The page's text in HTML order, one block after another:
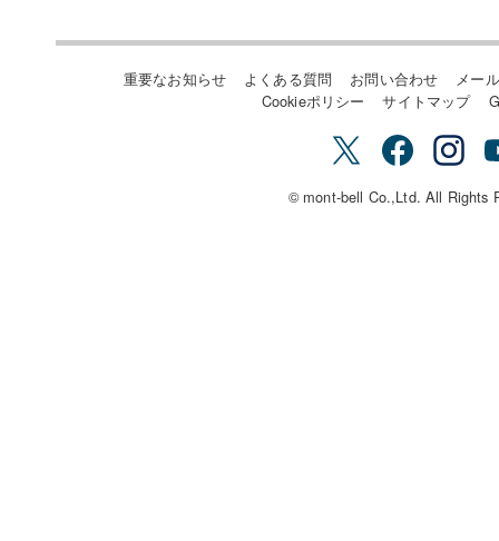
重要なお知らせ よくある質問 お問い合わせ
メー
Cookieポリシー
サイトマップ
© mont-bell Co.,Ltd. All Rights